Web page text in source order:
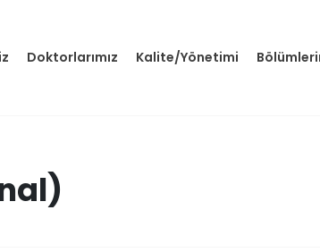
Doktorlarımız Kalite/Yönetimi